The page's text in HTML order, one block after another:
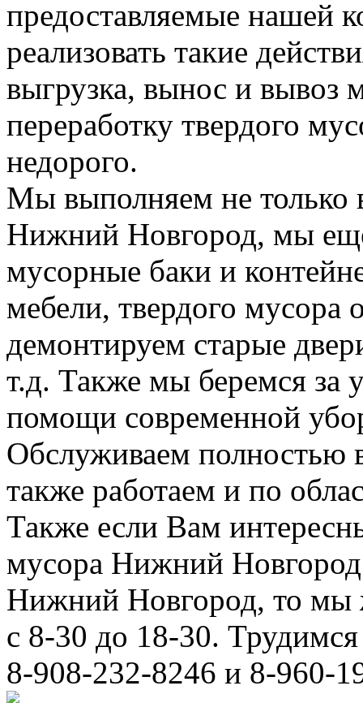
предоставляемые нашей
реализовать такие
выгрузка, вынос и вывоз
переработку твердого
недорого.
Мы выполняем не только
Нижний Новгород, мы
мусорные баки и
мебели, твердого мусора
демонтируем старые
т.д. Также мы беремся за
помощи современной
Обслуживаем полностью
также работаем и по
Также если Вам
мусора Нижний
Нижний Новгород, то мы
с 8-30 до 18-30.
8-908-232-8246 и 8-960-